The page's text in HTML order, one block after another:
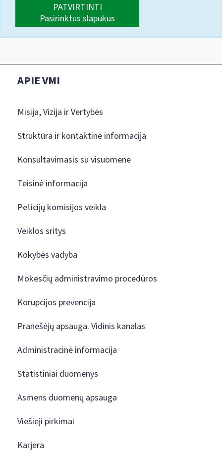
PATVIRTINTI
Pasirinktus slapukus
APIE VMI
Misija, Vizija ir Vertybės
Struktūra ir kontaktinė informacija
Konsultavimasis su visuomene
Teisinė informacija
Peticijų komisijos veikla
Veiklos sritys
Kokybės vadyba
Mokesčių administravimo procedūros
Korupcijos prevencija
Pranešėjų apsauga. Vidinis kanalas
Administracinė informacija
Statistiniai duomenys
Asmens duomenų apsauga
Viešieji pirkimai
Karjera